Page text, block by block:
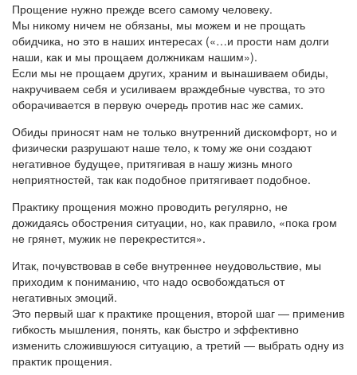
Прощение нужно прежде всего самому человеку.
Мы никому ничем не обязаны, мы можем и не прощать
обидчика, но это в наших интересах («…и прости нам долги
наши, как и мы прощаем должникам нашим»).
Если мы не прощаем других, храним и вынашиваем обиды,
накручиваем себя и усиливаем враждебные чувства, то это
оборачивается в первую очередь против нас же самих.
Обиды приносят нам не только внутренний дискомфорт, но и
физически разрушают наше тело, к тому же они создают
негативное будущее, притягивая в нашу жизнь много
неприятностей, так как подобное притягивает подобное.
Практику прощения можно проводить регулярно, не
дожидаясь обострения ситуации, но, как правило, «пока гром
не грянет, мужик не перекрестится».
Итак, почувствовав в себе внутреннее неудовольствие, мы
приходим к пониманию, что надо освобождаться от
негативных эмоций.
Это первый шаг к практике прощения, второй шаг — применив
гибкость мышления, понять, как быстро и эффективно
изменить сложившуюся ситуацию, а третий — выбрать одну из
практик прощения.